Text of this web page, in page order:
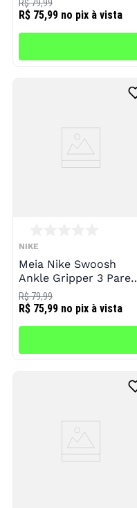
R$ 75,99 no pix à vista
R$ 79,99
NIKE
Meia Nike Swoosh
Ankle Gripper 3 Pares
Infantil
R$ 75,99 no pix à vista
R$ 79,99